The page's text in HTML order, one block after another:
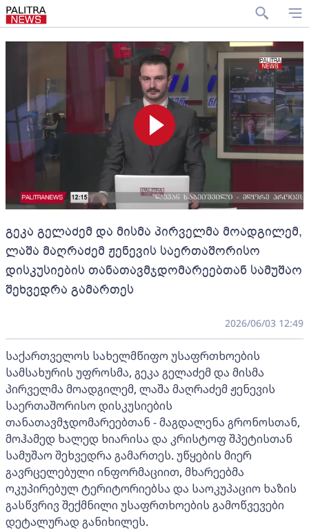
გეკა გელაძემ და მისმა პირველმა მოადგილემ,
ლაშა მაღრაძემ ჟენევის საერთაშორისო
დისკუსიების თანათავმჯდომარეებთან სამუშაო
შეხვედრა გამართეს
2026/06/03 12:49
საქართველოს სახელმწიფო უსაფრთხოების
სამსახურის უფროსმა, გეკა გელაძემ და მისმა
პირველმა მოადგილემ, ლაშა მაღრაძემ ჟენევის
საერთაშორისო დისკუსიების
თანათავმჯდომარეებთან - მაგდალენა გრონოსთან,
მოჰამედ ხალედ ხიარისა და კრისტოფ შპეტისთან
სამუშაო შეხვედრა გამართეს. უწყების მიერ
გავრცელებული ინფორმაციით, მხარეებმა
ოკუპირებულ ტერიტორიებსა და საოკუპაციო ხაზის
გასწვრივ შექმნილი უსაფრთხოების გამოწვევები
დეტალურად განიხილეს.